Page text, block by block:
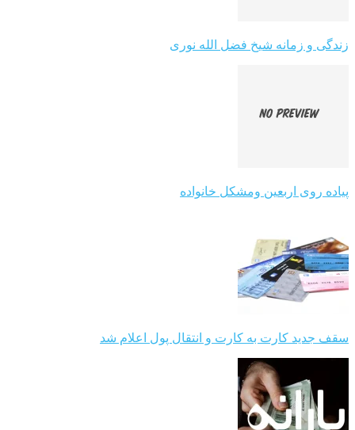
زندگی و زمانه شیخ فضل الله نوری
پیاده روی اربعین ومشکل خانواده
سقف جدید کارت به کارت و انتقال پول اعلام شد